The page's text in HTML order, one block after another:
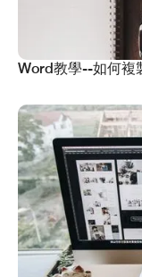
Word教學--如何複